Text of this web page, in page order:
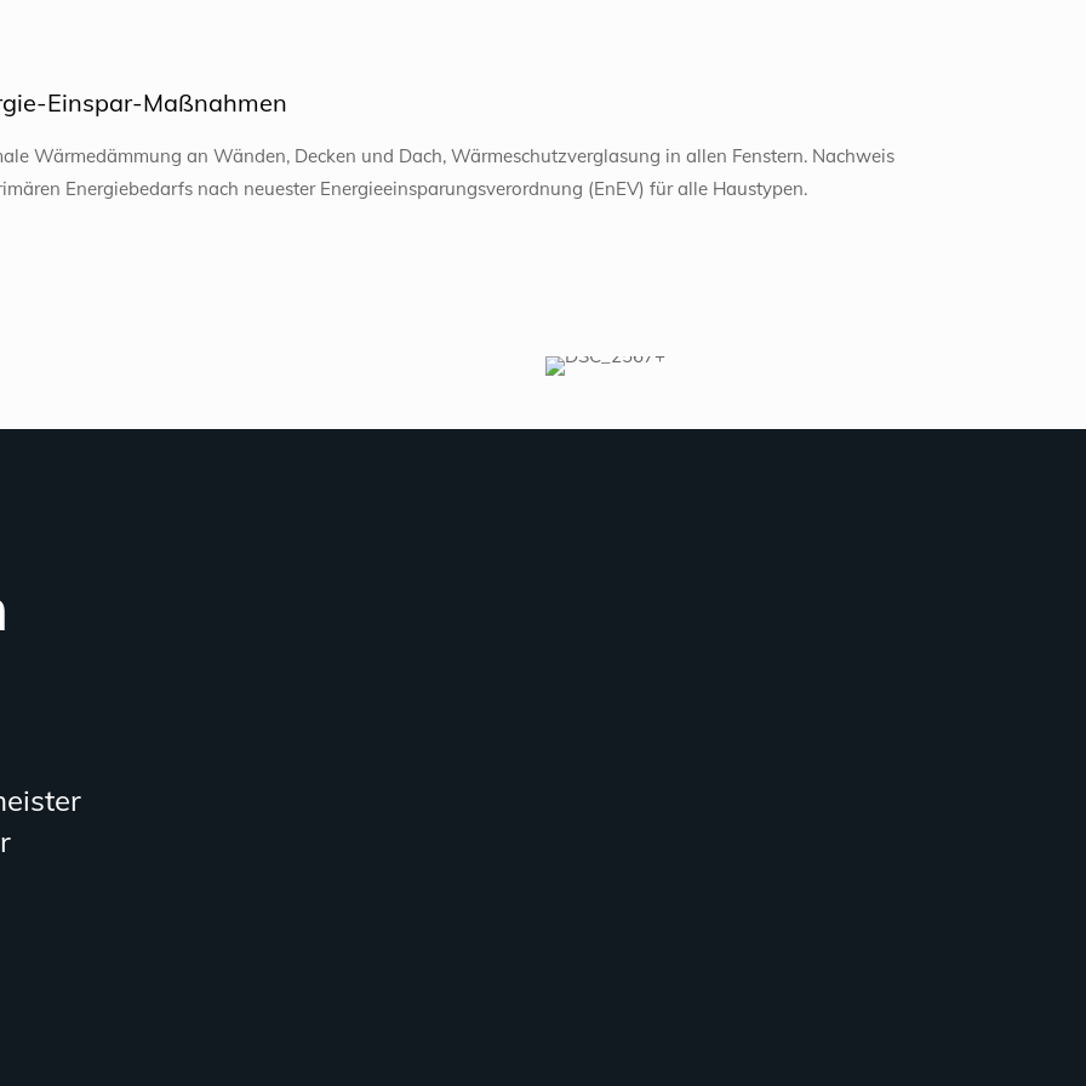
Einspar-Maßnahmen
Wärmedämmung an Wänden, Decken und Dach, Wärmeschutzverglasung in allen Fenstern. Nachweis
Energiebedarfs nach neuester Energieeinsparungsverordnung (EnEV) für alle Haustypen.